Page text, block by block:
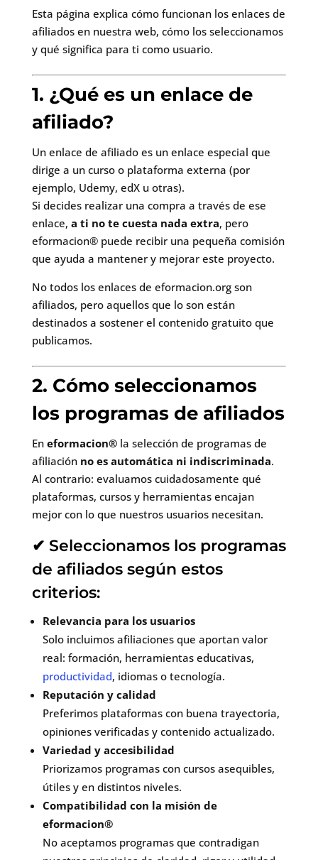
Esta página explica cómo funcionan los enlaces de
afiliados en nuestra web, cómo los seleccionamos
y qué significa para ti como usuario.
1. ¿Qué es un enlace de
afiliado?
Un enlace de afiliado es un enlace especial que
dirige a un curso o plataforma externa (por
ejemplo, Udemy, edX u otras).
Si decides realizar una compra a través de ese
enlace, a ti no te cuesta nada extra, pero
eformacion® puede recibir una pequeña comisión
que ayuda a mantener y mejorar este proyecto.
No todos los enlaces de eformacion.org son
afiliados, pero aquellos que lo son están
destinados a sostener el contenido gratuito que
publicamos.
2. Cómo seleccionamos
los programas de afiliados
En eformacion®la selección de programas de
afiliación no es automática ni indiscriminada.
Al contrario: evaluamos cuidadosamente qué
plataformas, cursos y herramientas encajan
mejor con lo que nuestros usuarios necesitan.
✔ Seleccionamos los programas
de afiliados según estos
criterios:
Relevancia para los usuarios
Solo incluimos afiliaciones que aportan valor
real: formación, herramientas educativas,
productividad, idiomas o tecnología.
Reputación y calidad
Preferimos plataformas con buena trayectoria,
opiniones verificadas y contenido actualizado.
Variedad y accesibilidad
Priorizamos programas con cursos asequibles,
útiles y en distintos niveles.
Compatibilidad con la misión de
eformacion®
No aceptamos programas que contradigan